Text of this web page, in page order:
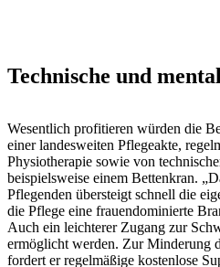
Technische und
Wesentlich profitieren würden die
einer landesweiten Pflegeakte,
Physiotherapie sowie von
beispielsweise einem Bettenkran.
Pflegenden übersteigt schnell die
die Pflege eine frauendominierte
Auch ein leichterer Zugang zur
ermöglicht werden. Zur Minderung
fordert er regelmäßige kostenlose